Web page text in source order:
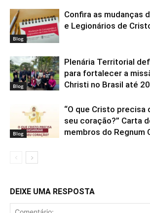
Blog
Confira as mudanças
e Legionários de
Blog
Plenária Territorial
para fortalecer a
Christi no Brasil até
Blog
“O que Cristo precisa
seu coração?” Carta
membros do Regnum
DEIXE UMA RESPOSTA